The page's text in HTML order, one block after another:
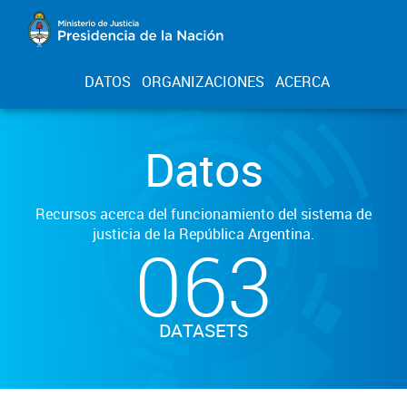
DATOS ORGANIZACIONES ACERCA
Datos
Recursos acerca del funcionamiento del sistema de
justicia de la República Argentina.
063
DATASETS